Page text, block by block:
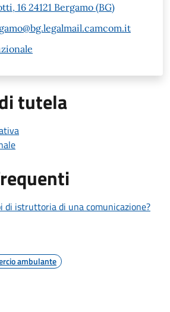
16 24121 Bergamo (BG)
tutela
di istruttoria di una comunicazione?
ambulante